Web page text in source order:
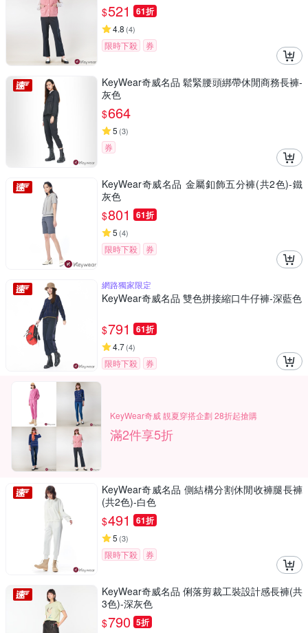
$521 61折
4.8 (4)
限時下殺 券
KeyWear奇威名品 鬆緊腰頭綁帶休閒商務長褲-
灰色
$664
5 (3)
券
KeyWear奇威名品 金屬釦飾五分褲(共2色)-鐵
灰色
$801 61折
5 (4)
限時下殺 券
網路獨家限定
KeyWear奇威名品 雙色拼接縮口牛仔褲-深藍色
$791 61折
4.7(4)
限時下殺 券
KeyWear奇威 靚夏穿搭企劃 28折起搶購
滿2件享5折
KeyWear奇威名品 側結構分割休閒收褲腿長褲
(共2色)-白色
$491 61折
5 (3)
限時下殺 券
KeyWear奇威名品 俐落剪裁工裝設計感長褲(共
3色)-深灰色
$790 5折